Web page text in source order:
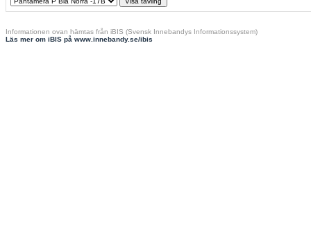
Informationen ovan hämtas från iBIS (Svensk Innebandys Informationssystem)
Läs mer om iBIS på www.innebandy.se/ibis